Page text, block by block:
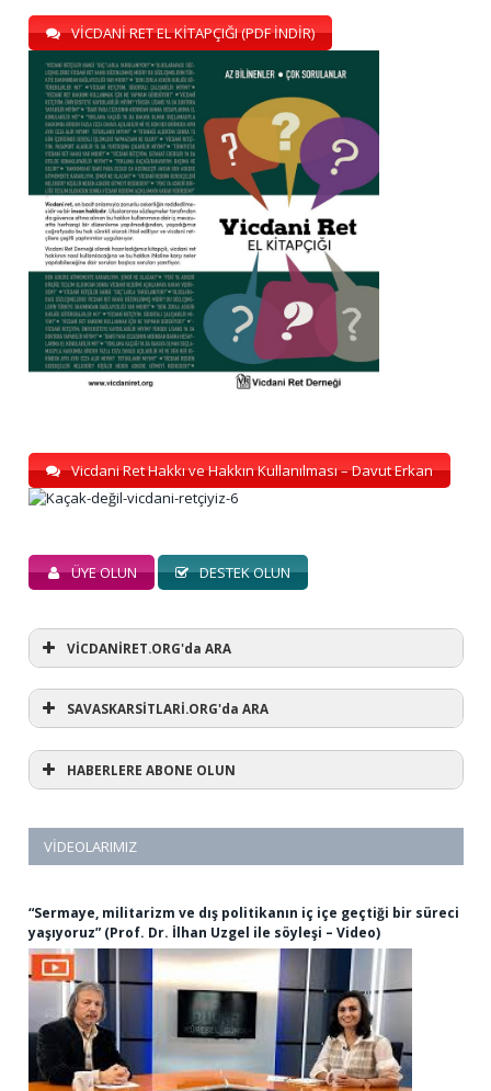
VİCDANİ RET EL KİTAPÇIĞI (PDF İNDİR)
Vicdani Ret Hakkı ve Hakkın Kullanılması – Davut Erkan
ÜYE OLUN DESTEK OLUN
VİCDANİRET.ORG'da ARA
SAVASKARSİTLARİ.ORG'da ARA
HABERLERE ABONE OLUN
VIDEOLARIMIZ
“Sermaye, militarizm ve dış politikanın iç içe geçtiği bir süreci
yaşıyoruz” (Prof. Dr. İlhan Uzgel ile söyleşi – Video)